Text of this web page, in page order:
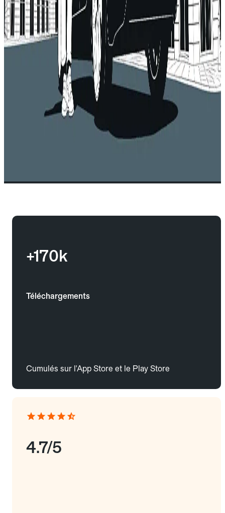
+170k
Téléchargements
Cumulés sur l'App Store et le Play Store
4.7/5